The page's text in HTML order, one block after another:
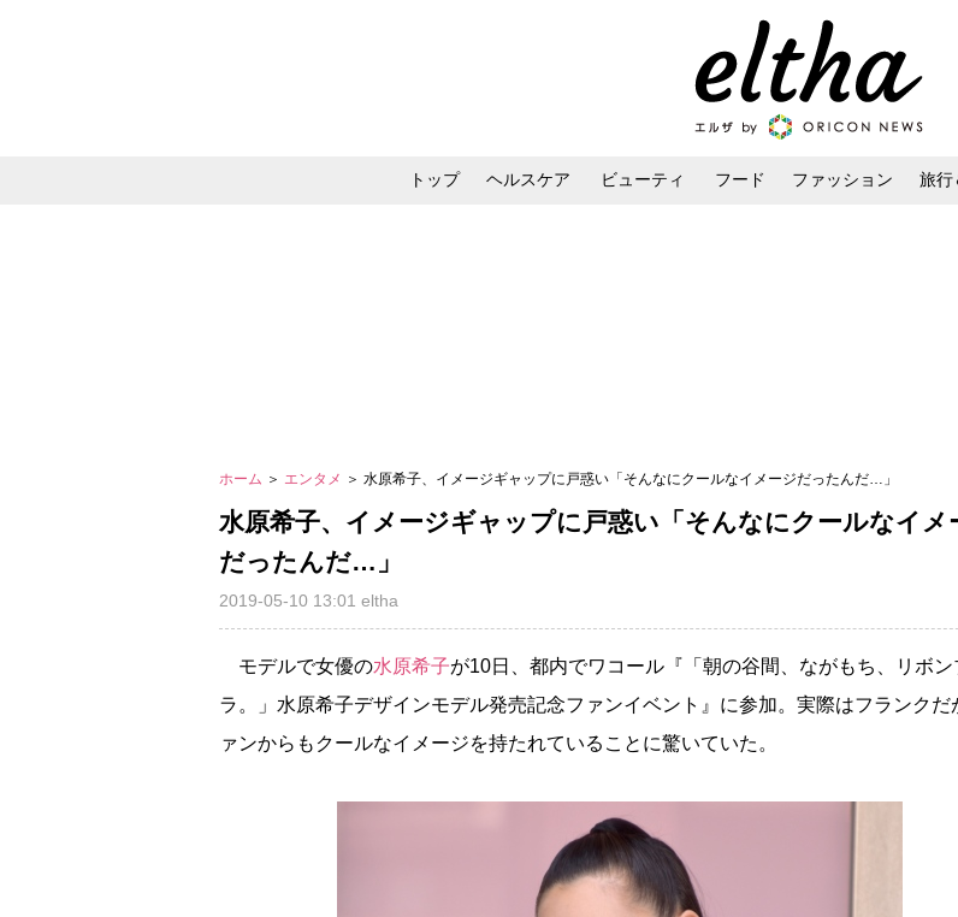
トップ ヘルスケア ビューティ フード ファッション 旅行
ホーム ＞ エンタメ ＞ 水原希子、イメージギャップに戸惑い「そんなにクールなイメージだったんだ…」
水原希子、イメージギャップに戸惑い「そんなにクールなイメ
だったんだ…」
2019-05-10 13:01 eltha
モデルで女優の水原希子が10日、都内でワコール『「朝の谷間、ながもち、リボン
ラ。」水原希子デザインモデル発売記念ファンイベント』に参加。実際はフランクだ
ァンからもクールなイメージを持たれていることに驚いていた。